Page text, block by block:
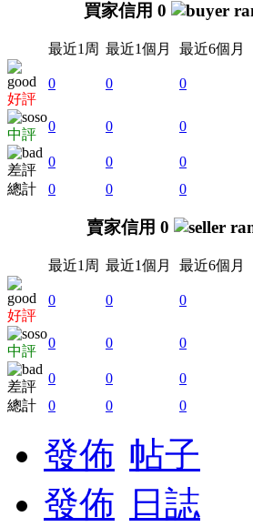
買家信用 0
最近1周 最近1個月 最近6個月
好評
0 0 0
中評
0 0 0
差評
0 0 0
總計
0 0 0
賣家信用 0
最近1周 最近1個月 最近6個月
好評
0 0 0
中評
0 0 0
差評
0 0 0
總計
0 0 0
發佈 帖子
發佈
日誌